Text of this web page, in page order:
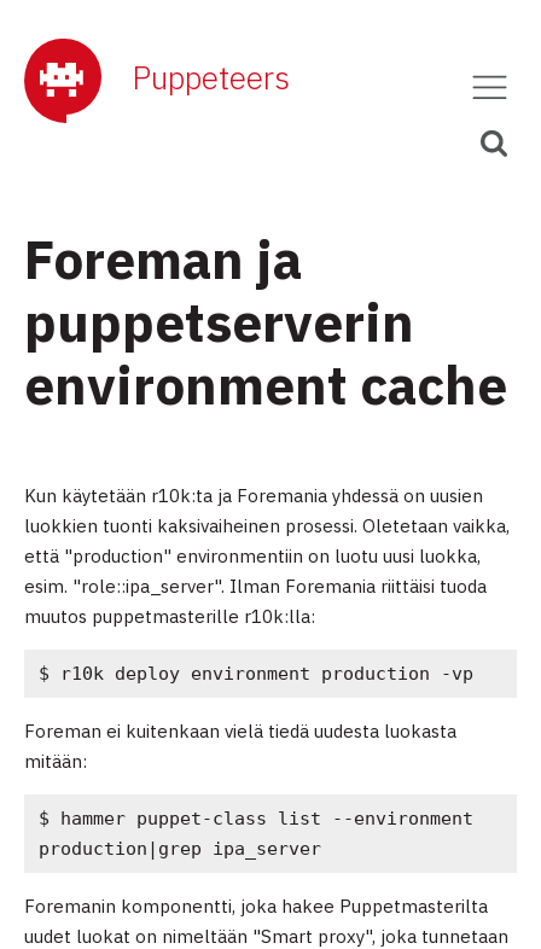
Puppeteers
Foreman ja
puppetserverin
environment cache
Kun käytetään r10k:ta ja Foremania yhdessä on uusien
luokkien tuonti kaksivaiheinen prosessi. Oletetaan vaikka,
että "production" environmentiin on luotu uusi luokka,
esim. "role::ipa_server". Ilman Foremania riittäisi tuoda
muutos puppetmasterille r10k:lla:
$ r10k deploy environment production -vp
Foreman ei kuitenkaan vielä tiedä uudesta luokasta
mitään:
$ hammer puppet-class list --environment
production|grep ipa_server
Foremanin komponentti, joka hakee Puppetmasterilta
uudet luokat on nimeltään "Smart proxy", joka tunnetaan